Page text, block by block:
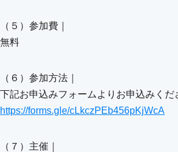
（５）参加費｜
無料
（６）参加方法｜
下記お申込みフォームよりお申込みくだ
https://forms.gle/cLkczPEb456pKjWcA
（７）主催｜